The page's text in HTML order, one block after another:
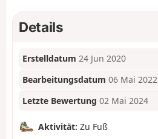
Details
Erstelldatum 24 Jun 2020
Bearbeitungsdatum 06 Mai 2022
Letzte Bewertung 02 Mai 2024
Aktivität: Zu Fuß